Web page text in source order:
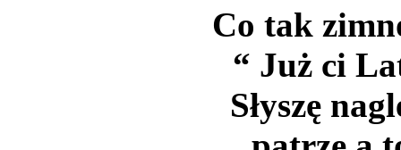
Co tak
“ Już ci
Słyszę